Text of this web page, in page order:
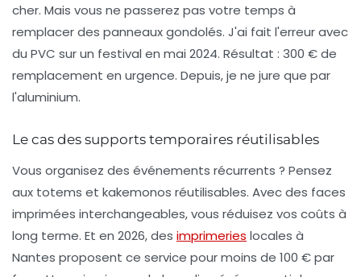
cher. Mais vous ne passerez pas votre temps à
remplacer des panneaux gondolés. J'ai fait l'erreur avec
du PVC sur un festival en mai 2024. Résultat : 300 € de
remplacement en urgence. Depuis, je ne jure que par
l'aluminium.
Le cas des supports temporaires réutilisables
Vous organisez des événements récurrents ? Pensez
aux totems et kakemonos réutilisables. Avec des faces
imprimées interchangeables, vous réduisez vos coûts à
long terme. Et en 2026, des imprimeries locales à
Nantes proposent ce service pour moins de 100 € par